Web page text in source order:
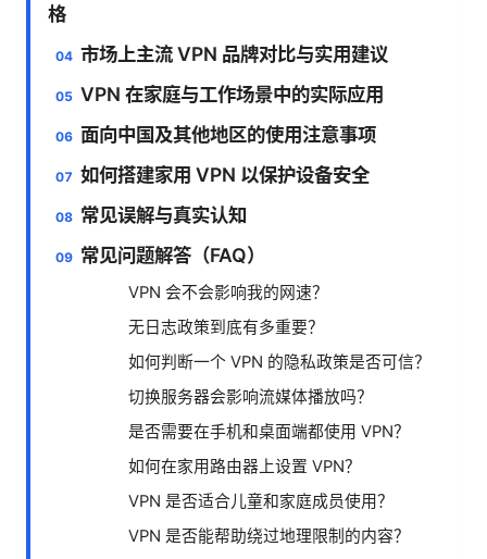
格
市场上主流 VPN 品牌对比与实用建议
VPN 在家庭与工作场景中的实际应用
面向中国及其他地区的使用注意事项
如何搭建家用 VPN 以保护设备安全
常见误解与真实认知
常见问题解答（FAQ）
VPN 会不会影响我的网速？
无日志政策到底有多重要？
如何判断一个 VPN 的隐私政策是否可信？
切换服务器会影响流媒体播放吗？
是否需要在手机和桌面端都使用 VPN？
如何在家用路由器上设置 VPN？
VPN 是否适合儿童和家庭成员使用？
VPN 是否能帮助绕过地理限制的内容？